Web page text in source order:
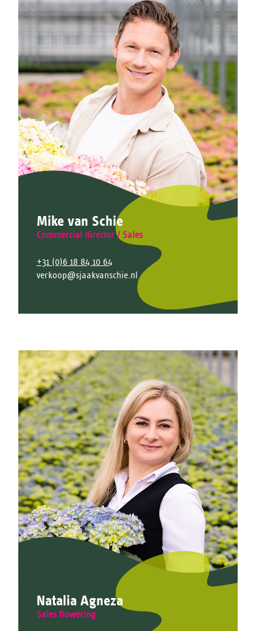
Mike van Schie
Commercial director / Sales
+31 (0)6 18 84 10 64
verkoop@sjaakvanschie.nl
Natalia Agneza
Sales flowering